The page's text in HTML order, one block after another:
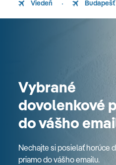
Viedeň Budapešť
Vybrané
dovolenkové
do vášho
Nechajte si posielať horúce
priamo do vášho emailu.